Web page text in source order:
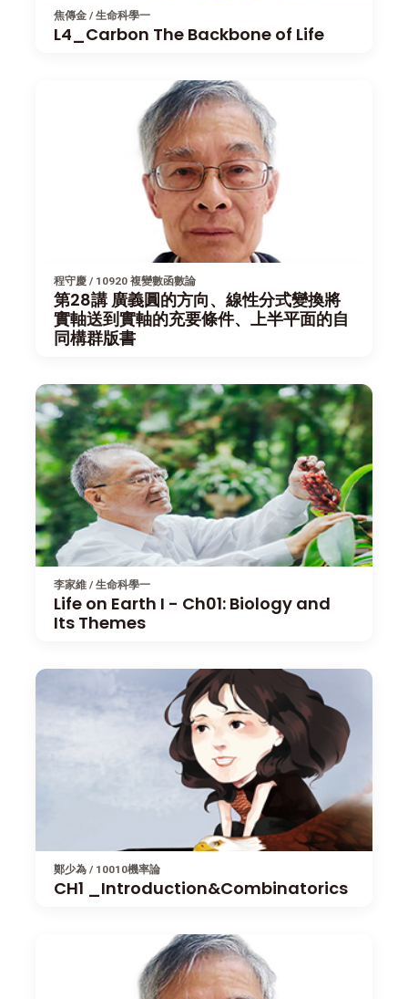
焦傳金 / 生命科學一
L4_Carbon The Backbone of Life
程守慶 / 10920 複變數函數論
第28講 廣義圓的方向、線性分式變換將
實軸送到實軸的充要條件、上半平面的自
同構群版書
李家維 / 生命科學一
Life on Earth I - Ch01: Biology and
Its Themes
鄭少為 / 10010機率論
CH1 _Introduction&Combinatorics